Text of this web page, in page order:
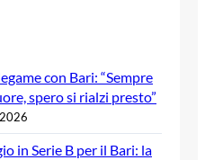
con Bari: “Sempre
spero si rialzi presto”
in Serie B per il Bari: la